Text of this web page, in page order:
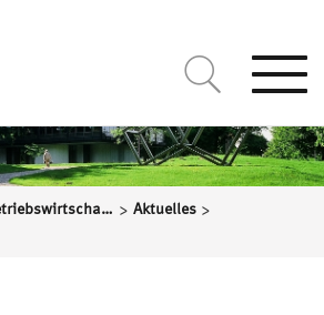
Professur für Betriebswirtschaftslehre, insbesondere Betriebswirtschaftliche Steuerlehre > Aktuelles >